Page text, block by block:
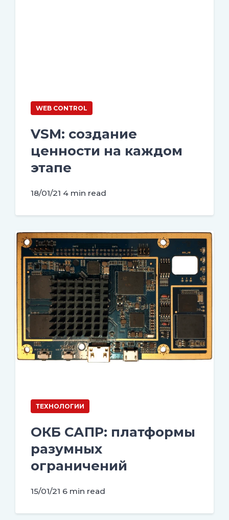
WEB CONTROL
VSM: создание
ценности на каждом
этапе
18/01/21 4 min read
ТЕХНОЛОГИИ
ОКБ САПР: платформы
разумных
ограничений
15/01/21 6 min read